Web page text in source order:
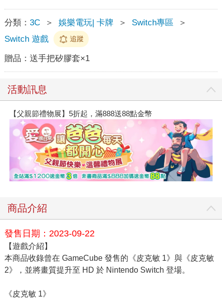
分類： 3C ＞ 娛樂電玩| 卡牌 ＞ Switch專區
＞
Switch 遊戲
追蹤
贈品： 送手把矽膠套×1
活動訊息
【父親節禮物展】5折起，滿888送88點金幣
商品介紹
發售日期：2023-09-22
【遊戲介紹】
本商品收錄曾在 GameCube 發售的《皮克敏 1》與《皮克敏
2》，並將畫質提升至 HD 於 Nintendo Switch 登場。
《皮克敏 1》